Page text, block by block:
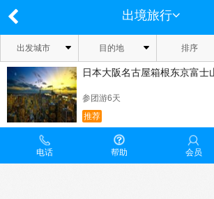
出境旅行
出发城市 目的地 排序
日本大阪名古屋箱根东京富士
参团游6天
推荐
电话 帮助 会员